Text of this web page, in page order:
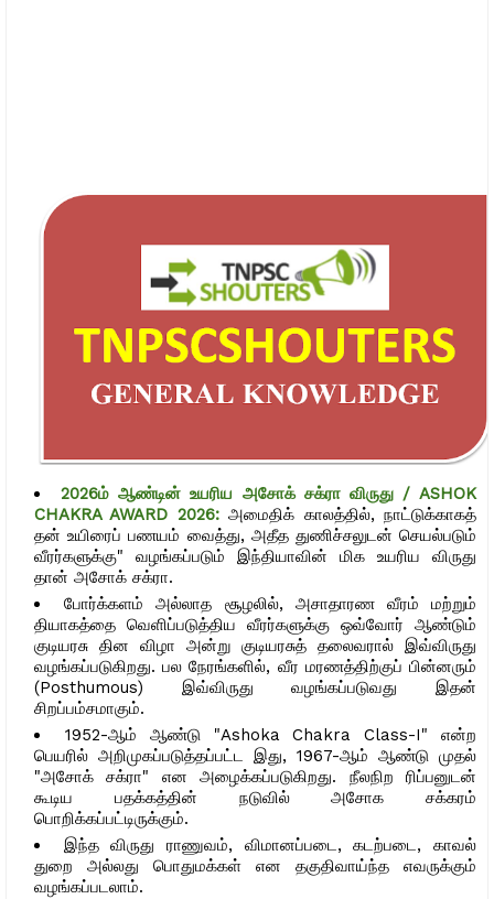
2026ம் ஆண்டின் உயரிய அசோக் சக்ரா விருது / ASHOK
CHAKRA AWARD 2026:அமைதிக் காலத்தில், நாட்டுக்காகத்
தன் உயிரைப் பணயம் வைத்து, அதீத துணிச்சலுடன் செயல்படும்
வீரர்களுக்கு" வழங்கப்படும் இந்தியாவின் மிக உயரிய விருது
தான் அசோக் சக்ரா.
போர்க்களம் அல்லாத சூழலில், அசாதாரண வீரம் மற்றும்
தியாகத்தை வெளிப்படுத்திய வீரர்களுக்கு ஒவ்வோர் ஆண்டும்
குடியரசு தின விழா அன்று குடியரசுத் தலைவரால் இவ்விருது
வழங்கப்படுகிறது. பல நேரங்களில், வீர மரணத்திற்குப் பின்னரும்
(Posthumous) இவ்விருது வழங்கப்படுவது இதன்
சிறப்பம்சமாகும்.
1952-ஆம் ஆண்டு "Ashoka Chakra Class-I" என்ற
பெயரில் அறிமுகப்படுத்தப்பட்ட இது, 1967-ஆம் ஆண்டு முதல்
"அசோக் சக்ரா" என அழைக்கப்படுகிறது. நீலநிற ரிப்பனுடன்
கூடிய பதக்கத்தின் நடுவில் அசோக சக்கரம்
பொறிக்கப்பட்டிருக்கும்.
இந்த விருது ராணுவம், விமானப்படை, கடற்படை, காவல்
துறை அல்லது பொதுமக்கள் என தகுதிவாய்ந்த எவருக்கும்
வழங்கப்படலாம்.